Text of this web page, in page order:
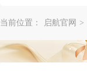
当前位置： 启航官网 >